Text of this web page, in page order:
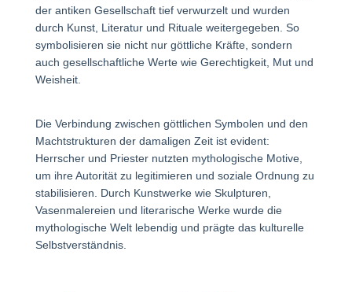
der antiken Gesellschaft tief verwurzelt und wurden
durch Kunst, Literatur und Rituale weitergegeben. So
symbolisieren sie nicht nur göttliche Kräfte, sondern
auch gesellschaftliche Werte wie Gerechtigkeit, Mut und
Weisheit.
Die Verbindung zwischen göttlichen Symbolen und den
Machtstrukturen der damaligen Zeit ist evident:
Herrscher und Priester nutzten mythologische Motive,
um ihre Autorität zu legitimieren und soziale Ordnung zu
stabilisieren. Durch Kunstwerke wie Skulpturen,
Vasenmalereien und literarische Werke wurde die
mythologische Welt lebendig und prägte das kulturelle
Selbstverständnis.